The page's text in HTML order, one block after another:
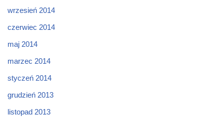
wrzesień 2014
czerwiec 2014
maj 2014
marzec 2014
styczeń 2014
grudzień 2013
listopad 2013